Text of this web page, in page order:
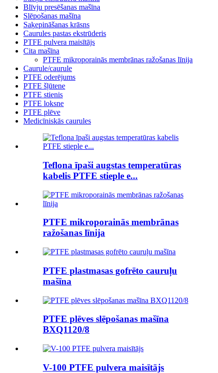
Blīvju presēšanas mašīna
Slēpošanas mašīna
Saķepināšanas krāsns
Caurules pastas ekstrūderis
PTFE pulvera maisītājs
Cita mašīna
PTFE mikroporainās membrānas ražošanas līnija
Caurule/caurule
PTFE oderējums
PTFE šļūtene
PTFE stienis
PTFE loksne
PTFE plēve
Medicīniskās caurules
Teflona īpaši augstas temperatūras
kabelis PTFE stieple e...
PTFE mikroporainās membrānas
ražošanas līnija
PTFE plastmasas gofrēto cauruļu
mašīna
PTFE plēves slēpošanas mašīna
BXQ1120/8
V-100 PTFE pulvera maisītājs